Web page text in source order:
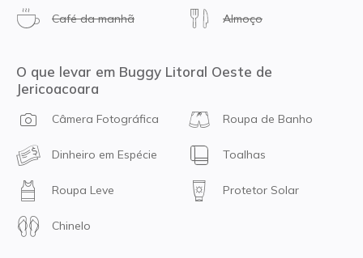
Café da manhã Almoço
O que levar em Buggy Litoral Oeste de
Jericoacoara
Câmera Fotográfica Roupa de Banho
Dinheiro em Espécie Toalhas
Roupa Leve Protetor Solar
Chinelo